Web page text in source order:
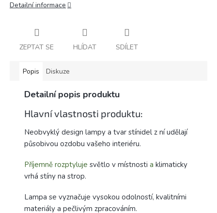
Detailní informace
ZEPTAT SE HLÍDAT SDÍLET
Popis Diskuze
Detailní popis produktu
Hlavní vlastnosti produktu:
Neobvyklý design lampy a tvar stínidel z ní udělají
působivou ozdobu vašeho interiéru.
Příjemně rozptyluje světlo v místnosti a klimaticky
vrhá stíny na strop.
Lampa se vyznačuje vysokou odolností, kvalitními
materiály a pečlivým zpracováním.